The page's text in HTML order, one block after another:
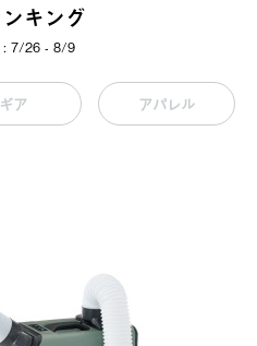
キング
: 7/26 - 8/9
ギア アパレル